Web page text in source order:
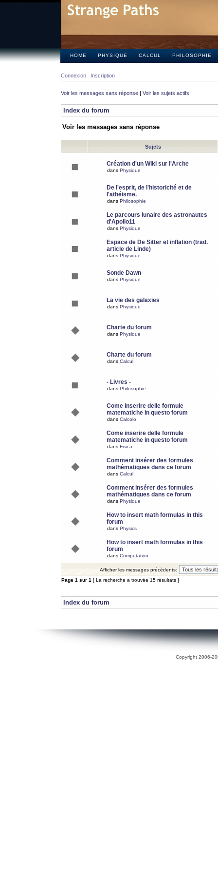
HOME PHYSIQUE CALCUL PHILOSOPHIE
Connexion Inscription
Voir les messages sans réponse | Voir les sujets actifs
Index du forum
Voir les messages sans réponse
Sujets
Création d'un Wiki sur l'Arche
dans Physique
De l'esprit, de l'historicité et de
l'athéisme.
dans Philosophie
Le parcours lunaire des astronautes
d'Apollo11
dans Physique
Espace de De Sitter et inflation (trad.
article de Linde)
dans Physique
Sonde Dawn
dans Physique
La vie des galaxies
dans Physique
Charte du forum
dans Physique
Charte du forum
dans Calcul
- Livres -
dans Philosophie
Come inserire delle formule
matematiche in questo forum
dans Calcolo
Come inserire delle formule
matematiche in questo forum
dans Fisica
Comment insérer des formules
mathématiques dans ce forum
dans Calcul
Comment insérer des formules
mathématiques dans ce forum
dans Physique
How to insert math formulas in this
forum
dans Physics
How to insert math formulas in this
forum
dans Computation
Afficher les messages précédents:
Page 1 sur 1 [ La recherche a trouvée 15 résultats ]
Index du forum
Copyright 2006-